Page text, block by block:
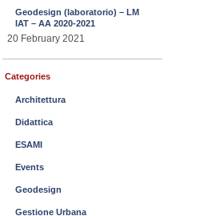
Geodesign (laboratorio) – LM
IAT – AA 2020-2021
20 February 2021
Categories
Architettura
Didattica
ESAMI
Events
Geodesign
Gestione Urbana